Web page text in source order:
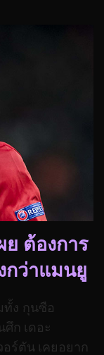
ต้องการ
กว่าแมนยู
ทั้ง กุนซือ
ก เดอะ
อร์ตัน เคยอยาก